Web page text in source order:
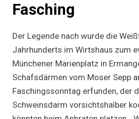
Fasching
Der Legende nach wurde die
Jahrhunderts im Wirtshaus zum
Münchener Marienplatz in
Schafsdärmen vom Moser Sepp
Faschingssonntag erfunden, der
Schweinsdarm vorsichtshalber